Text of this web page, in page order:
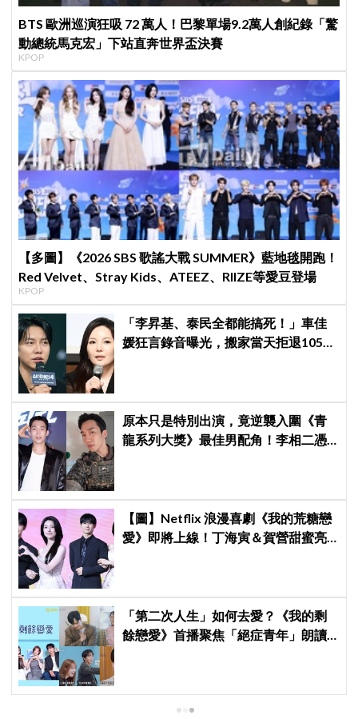
BTS 歐洲巡演狂吸 72 萬人！巴黎單場9.2萬人創紀錄「驚
動總統馬克宏」下站直奔世界盃決賽
KPOP
【多圖】《2026 SBS 歌謠大戰 SUMMER》藍地毯開跑！
Red Velvet、Stray Kids、ATEEZ、RIIZE等愛豆登場
KPOP
「李昇基、泰民全都能搞死！」車佳
媛狂言錄音曝光，搬家當天拒退105億
原本只是特別出演，竟逆襲入圍《青
龍系列大獎》最佳男配角！李相二憑
【圖】Netflix 浪漫喜劇《我的荒糖戀
愛》即將上線！丁海寅＆賀營甜蜜亮
「第二次人生」如何去愛？《我的剩
餘戀愛》首播聚焦「絕症青年」朗讀